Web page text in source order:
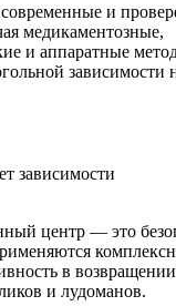
и
медикаментозные,
и аппаратные
зависимости
центр — это
в
и лудоманов.